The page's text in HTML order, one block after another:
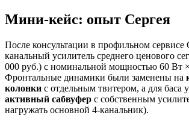
Мини-кейс: опыт Сергея
После консультации в профильном сервисе
канальный усилитель среднего ценового
000 руб.) с номинальной мощностью 60 Вт
Фронтальные динамики были заменены на
колонки с отдельным твитером, а для баса
активный сабвуфер с собственным
нагружать основной 4-канальник).